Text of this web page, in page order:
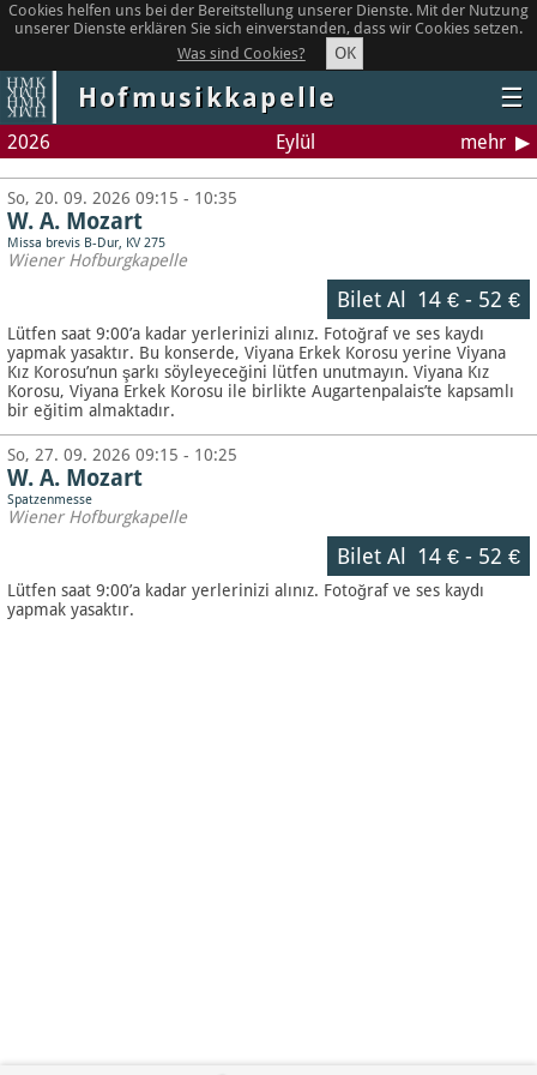
Cookies helfen uns bei der Bereitstellung unserer Dienste. Mit der Nutzung
unserer Dienste erklären Sie sich einverstanden, dass wir Cookies setzen.
Was sind Cookies?
OK
Hofmusikkapelle ☰
2026 Eylül mehr
So, 20. 09. 2026 09:15 - 10:35
W. A. Mozart
Missa brevis B-Dur, KV 275
Wiener Hofburgkapelle
Bilet Al 14 €- 52 €
Lütfen saat 9:00’a kadar yerlerinizi alınız. Fotoğraf ve ses kaydı
yapmak yasaktır. Bu konserde, Viyana Erkek Korosu yerine Viyana
Kız Korosu’nun şarkı söyleyeceğini lütfen unutmayın. Viyana Kız
Korosu, Viyana Erkek Korosu ile birlikte Augartenpalais’te kapsamlı
bir eğitim almaktadır.
So, 27. 09. 2026 09:15 - 10:25
W. A. Mozart
Spatzenmesse
Wiener Hofburgkapelle
Bilet Al 14 €- 52 €
Lütfen saat 9:00’a kadar yerlerinizi alınız. Fotoğraf ve ses kaydı
yapmak yasaktır.